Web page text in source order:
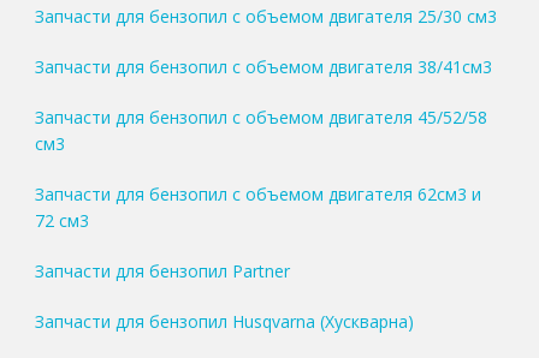
Запчасти для бензопил с объемом двигателя 25/30 см3
Запчасти для бензопил с объемом двигателя 38/41см3
Запчасти для бензопил с объемом двигателя 45/52/58
см3
Запчасти для бензопил с объемом двигателя 62см3 и
72 см3
Запчасти для бензопил Partner
Запчасти для бензопил Husqvarna (Хускварна)